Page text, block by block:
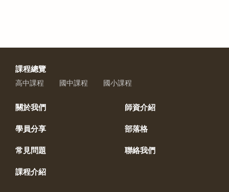
課程總覽
高中課程 國中課程 國小課程
關於我們 師資介紹
學員分享 部落格
常見問題 聯絡我們
課程介紹